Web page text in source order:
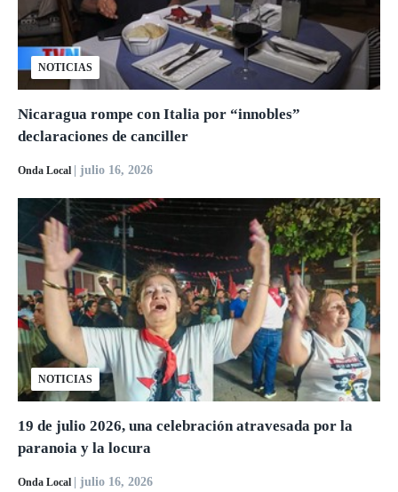
NOTICIAS
Nicaragua rompe con Italia por “innobles”
declaraciones de canciller
Onda Local | julio 16, 2026
NOTICIAS
19 de julio 2026, una celebración atravesada por la
paranoia y la locura
Onda Local | julio 16, 2026